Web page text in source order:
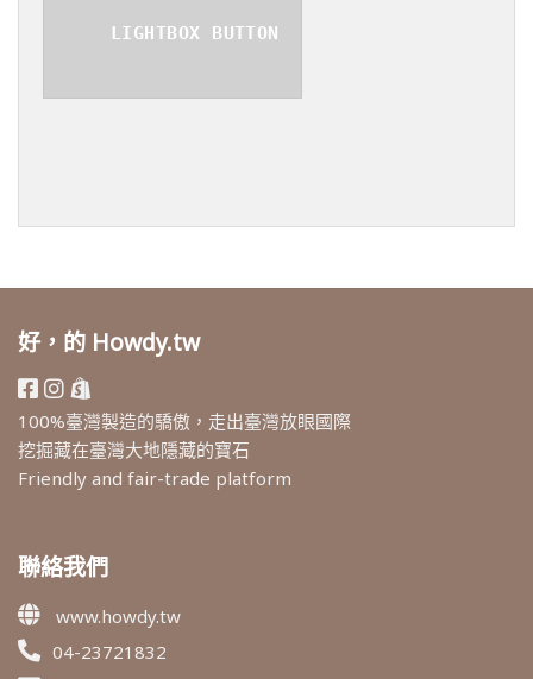
LIGHTBOX BUTTON
好，的 Howdy.tw
100%臺灣製造的驕傲，走出臺灣放眼國際
挖掘藏在臺灣大地隱藏的寶石
Friendly and fair-trade platform
聯絡我們
www.howdy.tw
04-23721832